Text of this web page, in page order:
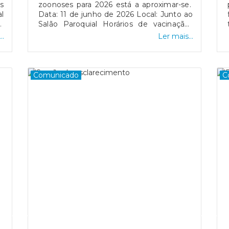
zoonoses para 2026 está a aproximar-se.
Data: 11 de junho de 2026 Local: Junto ao
Salão Paroquial Horários de vacinação:
9:30Proteja o seu amigo de quatro patas
Ler mais...
Comunicado